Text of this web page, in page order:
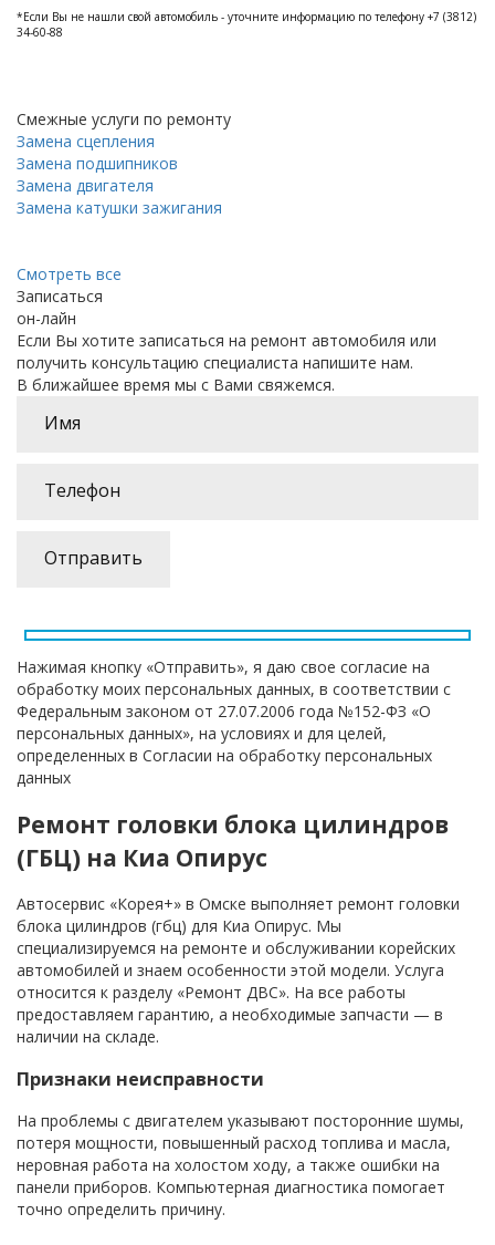
*Если Вы не нашли свой автомобиль - уточните информацию по телефону +7 (3812)
34-60-88
Смежные услуги по ремонту
Замена сцепления
Замена подшипников
Замена двигателя
Замена катушки зажигания
Смотреть все
Записаться
он-лайн
Если Вы хотите записаться на ремонт автомобиля или
получить консультацию специалиста напишите нам.
В ближайшее время мы с Вами свяжемся.
Нажимая кнопку «Отправить», я даю свое согласие на
обработку моих персональных данных, в соответствии с
Федеральным законом от 27.07.2006 года №152-ФЗ «О
персональных данных», на условиях и для целей,
определенных в Согласии на обработку персональных
данных
Ремонт головки блока цилиндров
(ГБЦ) на Киа Опирус
Автосервис «Корея+» в Омске выполняет ремонт головки
блока цилиндров (гбц) для Киа Опирус. Мы
специализируемся на ремонте и обслуживании корейских
автомобилей и знаем особенности этой модели. Услуга
относится к разделу «Ремонт ДВС». На все работы
предоставляем гарантию, а необходимые запчасти — в
наличии на складе.
Признаки неисправности
На проблемы с двигателем указывают посторонние шумы,
потеря мощности, повышенный расход топлива и масла,
неровная работа на холостом ходу, а также ошибки на
панели приборов. Компьютерная диагностика помогает
точно определить причину.